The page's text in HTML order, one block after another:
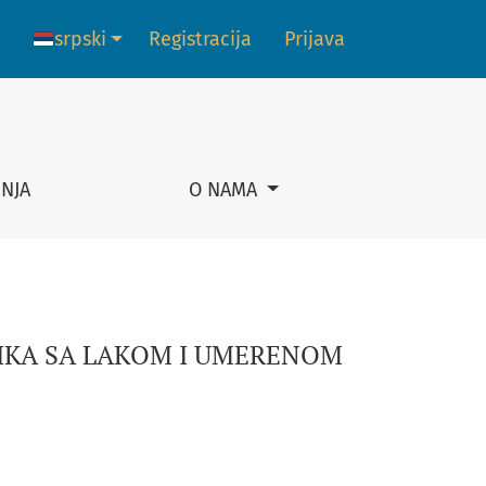
O NAMA
Promena jezika. Trenutni jezik je:
srpski Registracija Prijava
SA LAKOM I UMERENOM